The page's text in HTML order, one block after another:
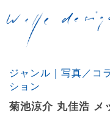
ジャンル｜写真／コ
ション
菊池涼介 丸佳浩